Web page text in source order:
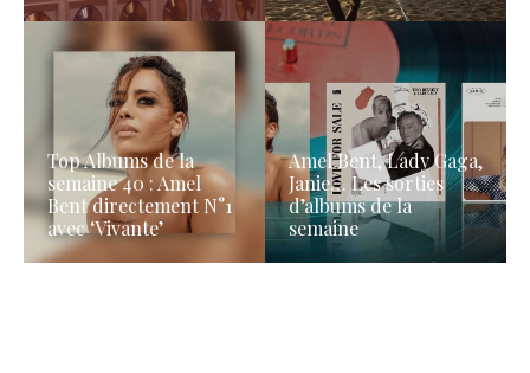
Top Albums de la
semaine 40 : Amel
Bent directement N°1
avec ‘Vivante’
Amel Bent, Lady Gaga,
Janie… Les sorties
d’albums de la
semaine